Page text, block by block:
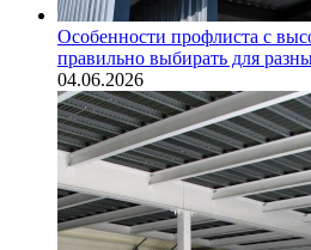
Особенности профлиста с
правильно выбирать для
04.06.2026